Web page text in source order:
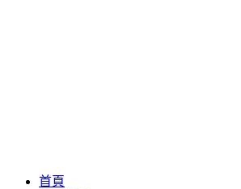
首頁